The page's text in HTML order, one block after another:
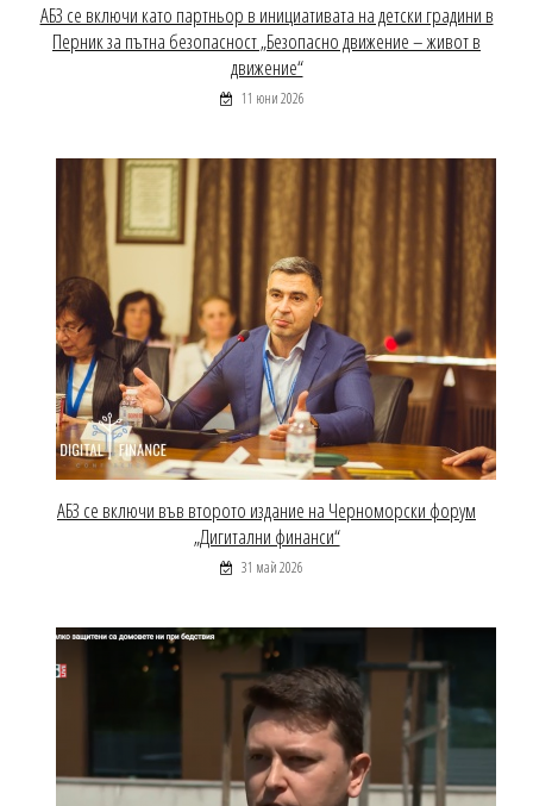
АБЗ се включи като партньор в инициативата на детски градини в
Перник за пътна безопасност „Безопасно движение – живот в
движение“
11 юни 2026
АБЗ се включи във второто издание на Черноморски форум
„Дигитални финанси“
31 май 2026